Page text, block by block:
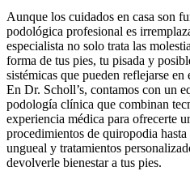
Aunque los cuidados en casa son
podológica profesional es
especialista no solo trata las
forma de tus pies, tu pisada y
sistémicas que pueden reflejarse en
En Dr. Scholl’s, contamos con un
podología clínica que combinan
experiencia médica para ofrecerte
procedimientos de quiropodia
ungueal y tratamientos
devolverle bienestar a tus pies.